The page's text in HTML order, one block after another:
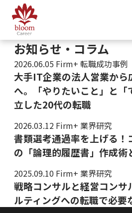
お知らせ・コラム
2026.06.05 Firm+ 転職成功事例
大手IT企業の法人営業か
へ。「やりたいこと」と「
立した20代の転職
2026.03.12 Firm+ 業界研究
書類選考通過率を上げる！
の「論理的履歴書」作成術
2025.09.10 Firm+ 業界研究
戦略コンサルと経営コンサ
ルティングへの転職で必要